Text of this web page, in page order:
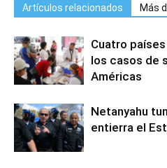
Artículos relacionados Más
Cuatro
los casos de
Américas
Netanyahu
entierra el